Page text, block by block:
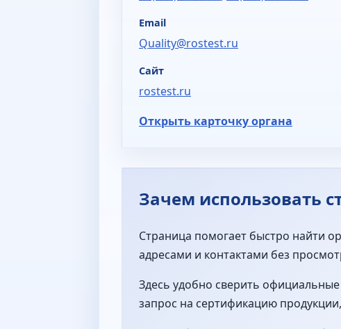
Email
Quality@rostest.ru
Сайт
rostest.ru
Открыть карточку органа
Зачем использовать
Страница помогает быстро найти
адресами и контактами без
Здесь удобно сверить
запрос на сертификацию